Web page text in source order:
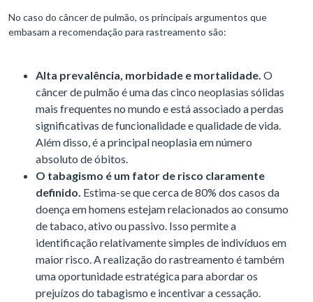
No caso do câncer de pulmão, os principais argumentos que
embasam a recomendação para rastreamento são:
Alta prevalência, morbidade e mortalidade. O
câncer de pulmão é uma das cinco neoplasias sólidas
mais frequentes no mundo e está associado a perdas
significativas de funcionalidade e qualidade de vida.
Além disso, é a principal neoplasia em número
absoluto de óbitos.
O tabagismo é um fator de risco claramente
definido. Estima-se que cerca de 80% dos casos da
doença em homens estejam relacionados ao consumo
de tabaco, ativo ou passivo. Isso permite a
identificação relativamente simples de indivíduos em
maior risco. A realização do rastreamento é também
uma oportunidade estratégica para abordar os
prejuízos do tabagismo e incentivar a cessação.